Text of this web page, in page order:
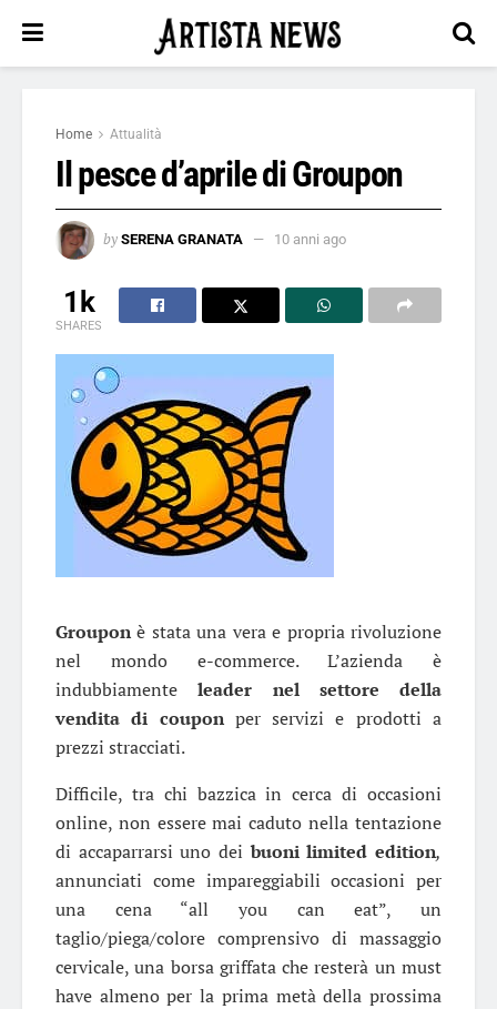
Home Attualità
Il pesce d’aprile di Groupon
by SERENA GRANATA 10 anni ago
1k
SHARES
Groupon è stata una vera e propria rivoluzione
nel mondo e-commerce. L’azienda è
indubbiamenteleader nel settore della
vendita di couponper servizi e prodotti a
prezzi stracciati.
Difficile, tra chi bazzica in cerca di occasioni
online, non essere mai caduto nella tentazione
di accaparrarsi uno deibuoni limited edition,
annunciati come impareggiabili occasioni per
una cena “all you can eat”, un
taglio/piega/colore comprensivo di massaggio
cervicale, una borsa griffata che resterà un must
have almeno per la prima metà della prossima